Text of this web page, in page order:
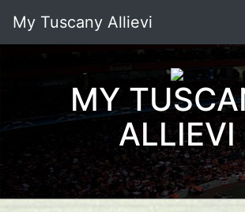
My Tuscany Allievi
MY
ALLIEVI